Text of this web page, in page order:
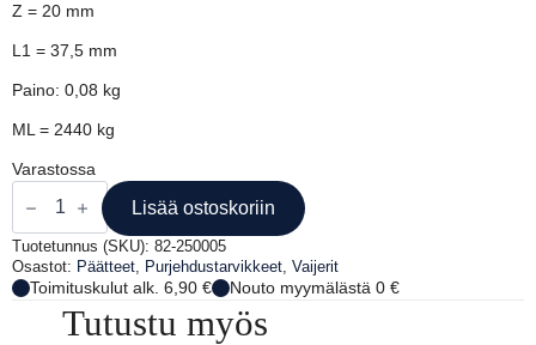
Z = 20 mm
L1 = 37,5 mm
Paino: 0,08 kg
ML = 2440 kg
Varastossa
HAARUKKAPÄÄTE
MM
VAIJ
D
9.5
määrä
Lisää ostoskoriin
Tuotetunnus (SKU): 82-250005
Osastot: Päätteet Purjehdustarvikkeet Vaijerit
Toimituskulut alk. 6,90 € Nouto myymälästä 0 €
Tutustu myös